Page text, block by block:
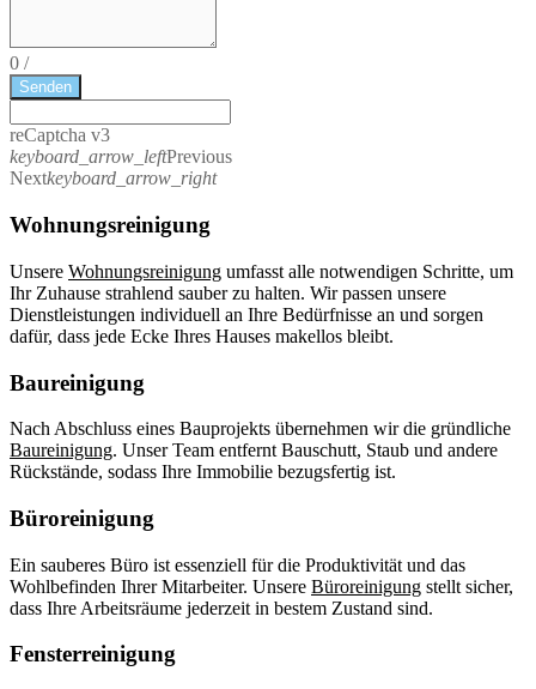
0 /
Senden
reCaptcha v3
keyboard_arrow_leftPrevious
Nextkeyboard_arrow_right
Wohnungsreinigung
Unsere Wohnungsreinigung umfasst alle notwendigen Schritte, um
Ihr Zuhause strahlend sauber zu halten. Wir passen unsere
Dienstleistungen individuell an Ihre Bedürfnisse an und sorgen
dafür, dass jede Ecke Ihres Hauses makellos bleibt.
Baureinigung
Nach Abschluss eines Bauprojekts übernehmen wir die gründliche
Baureinigung. Unser Team entfernt Bauschutt, Staub und andere
Rückstände, sodass Ihre Immobilie bezugsfertig ist.
Büroreinigung
Ein sauberes Büro ist essenziell für die Produktivität und das
Wohlbefinden Ihrer Mitarbeiter. Unsere Büroreinigung stellt sicher,
dass Ihre Arbeitsräume jederzeit in bestem Zustand sind.
Fensterreinigung